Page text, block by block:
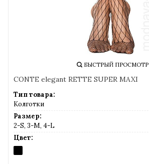
БЫСТРЫЙ ПРОСМОТР
CONTE elegant RETTE SUPER MAXI
Тип товара:
Колготки
Размер:
2-S, 3-M, 4-L
Цвет:
NERO
(черный)